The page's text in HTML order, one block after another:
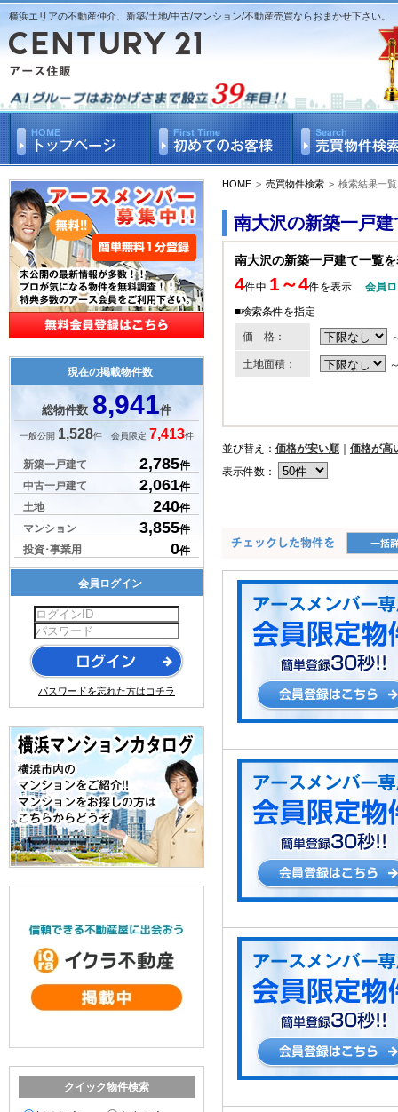
横浜エリアの不動産仲介、新築/土地/中古/マンション/不動産売買ならおまかせ下さい。
HOME > 売買物件検索 > 検索結果一覧
南大沢の新築一戸
南大沢の新築一戸建て一覧
4件中 1～4件を表示
会員
■検索条件を指定
価 格：
土地面積：
並び替え： 価格が安い順
価格が高
表示件数：
現在の掲載物件数
総物件数 8,941件
一般公開 1,528件 会員限定 7,413件
新築一戸建て 2,785件
中古一戸建て
2,061件
土地
240件
マンション
3,855件
投資･事業用
0件
会員ログイン
パスワードを忘れた方はコチラ
クイック物件検索